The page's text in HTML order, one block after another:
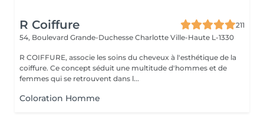
R Coiffure
211
54, Boulevard Grande-Duchesse Charlotte Ville-Haute L-1330
R COIFFURE, associe les soins du cheveux à l'esthétique de la
coiffure. Ce concept séduit une multitude d'hommes et de
femmes qui se retrouvent dans l...
Coloration Homme